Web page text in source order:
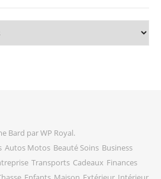
Bard parWP Royal.
Autos Motos Beauté Soins Business
Transports Cadeaux Finances